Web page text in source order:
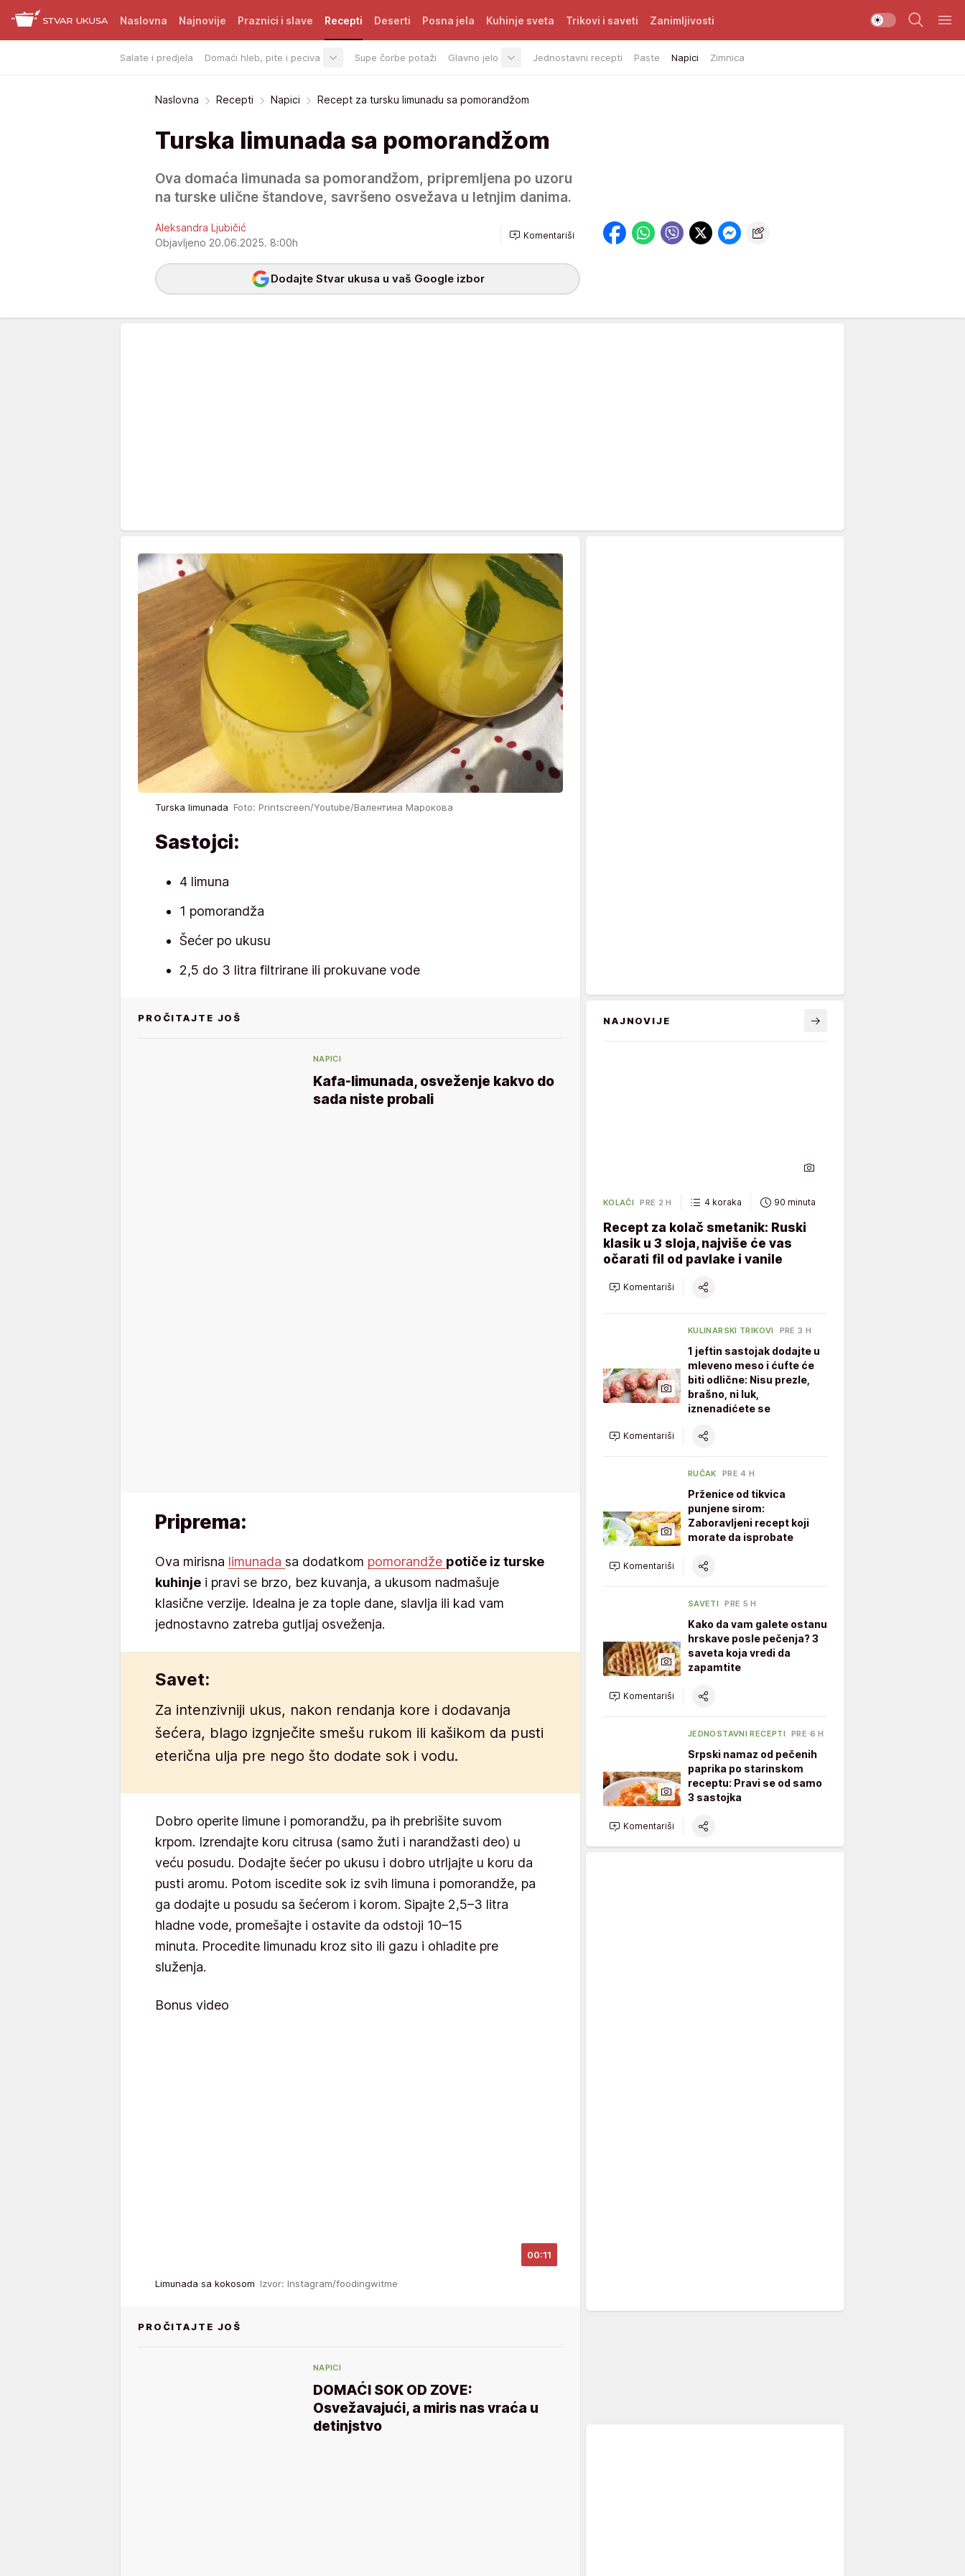
Naslovna Najnovije Praznici i slave Recepti
Salate i predjela Domaći hleb, pite i peciva Supe čorbe potaži Glavno jelo Jednostavni recepti Paste Napici Zimnica
Deserti Posna jela Kuhinje sveta Trikovi i saveti Zanimljivosti
Naslovna Recepti Napici Recept za tursku limunadu sa pomorandžom
Turska limunada sa pomorandžom
Ova domaća limunada sa pomorandžom, pripremljena po uzoru
na turske ulične štandove, savršeno osvežava u letnjim danima.
Aleksandra Ljubičić
Objavljeno 20.06.2025. 8:00h
Komentariši
Dodajte Stvar ukusa u vaš Google izbor
Turska limunada Foto: Printscreen/Youtube/Валентина Марокова
Sastojci:
4 limuna
1 pomorandža
Šećer po ukusu
2,5 do 3 litra filtrirane ili prokuvane vode
PROČITAJTE JOŠ
NAPICI
Kafa-limunada, osveženje kakvo do
sada niste probali
Priprema:
Ova mirisna limunada sa dodatkom pomorandže potiče iz turske
kuhinje i pravi se brzo, bez kuvanja, a ukusom nadmašuje
klasične verzije. Idealna je za tople dane, slavlja ili kad vam
jednostavno zatreba gutljaj osveženja.
Savet:
Za intenzivniji ukus, nakon rendanja kore i dodavanja
šećera, blago izgnječite smešu rukom ili kašikom da pusti
eterična ulja pre nego što dodate sok i vodu.
Dobro operite limune i pomorandžu, pa ih prebrišite suvom
krpom. Izrendajte koru citrusa (samo žuti i narandžasti deo) u
veću posudu. Dodajte šećer po ukusu i dobro utrljajte u koru da
pusti aromu. Potom iscedite sok iz svih limuna i pomorandže, pa
ga dodajte u posudu sa šećerom i korom. Sipajte 2,5–3 litra
hladne vode, promešajte i ostavite da odstoji 10–15
minuta. Procedite limunadu kroz sito ili gazu i ohladite pre
služenja.
Bonus video
00:11
Limunada sa kokosom Izvor: Instagram/foodingwitme
PROČITAJTE JOŠ
NAPICI
DOMAĆI SOK OD ZOVE:
Osvežavajući, a miris nas vraća u
detinjstvo
NAJNOVIJE
KOLAČI PRE 2 H 4 koraka 90 minuta
Recept za kolač smetanik: Ruski
klasik u 3 sloja, najviše će vas
očarati fil od pavlake i vanile
Komentariši
KULINARSKI TRIKOVI PRE 3 H
1 jeftin sastojak dodajte u
mleveno meso i ćufte će
biti odlične: Nisu prezle,
brašno, ni luk,
iznenadićete se
Komentariši
RUČAK PRE 4 H
Prženice od tikvica
punjene sirom:
Zaboravljeni recept koji
morate da isprobate
Komentariši
SAVETI PRE 5 H
Kako da vam galete ostanu
hrskave posle pečenja? 3
saveta koja vredi da
zapamtite
Komentariši
JEDNOSTAVNI RECEPTI PRE 6 H
Srpski namaz od pečenih
paprika po starinskom
receptu: Pravi se od samo
3 sastojka
Komentariši